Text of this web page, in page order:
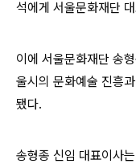
석에게 서울문화재단
이에 서울문화재단 송
울시의 문화예술 진흥
됐다.
송형종 신임 대표이사